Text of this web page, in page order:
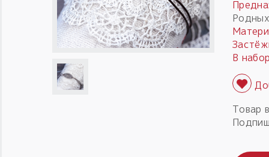
В
Товар